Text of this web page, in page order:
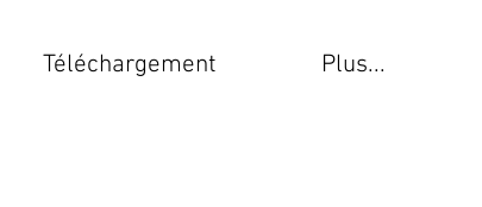
Téléchargement Plus...